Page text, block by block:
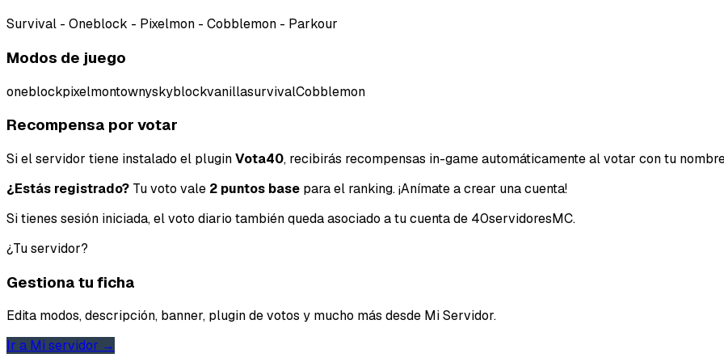
Survival - Oneblock - Pixelmon - Cobblemon - Parkour
Modos de juego
oneblockpixelmontownyskyblockvanillasurvivalCobblemon
Recompensa por votar
Si el servidor tiene instalado el pluginVota40, recibirás recompensas in-game automáticamente al votar con tu
¿Estás registrado? Tu voto vale 2 puntos base para el ranking. ¡Anímate a crear una cuenta!
Si tienes sesión iniciada, el voto diario también queda asociado a tu cuenta de 40servidoresMC.
¿Tu servidor?
Gestiona tu ficha
Edita modos, descripción, banner, plugin de votos y mucho más desde Mi Servidor.
Ir a Mi servidor →